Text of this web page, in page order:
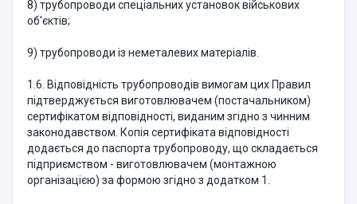
8) трубопроводи спеціальних установок військових
об'єктів;
9) трубопроводи із неметалевих матеріалів.
1.6. Відповідність трубопроводів вимогам цих Правил
підтверджується виготовлювачем (постачальником)
сертифікатом відповідності, виданим згідно з чинним
законодавством. Копія сертифіката відповідності
додається до паспорта трубопроводу, що складається
підприємством - виготовлювачем (монтажною
організацією) за формою згідно з додатком 1.